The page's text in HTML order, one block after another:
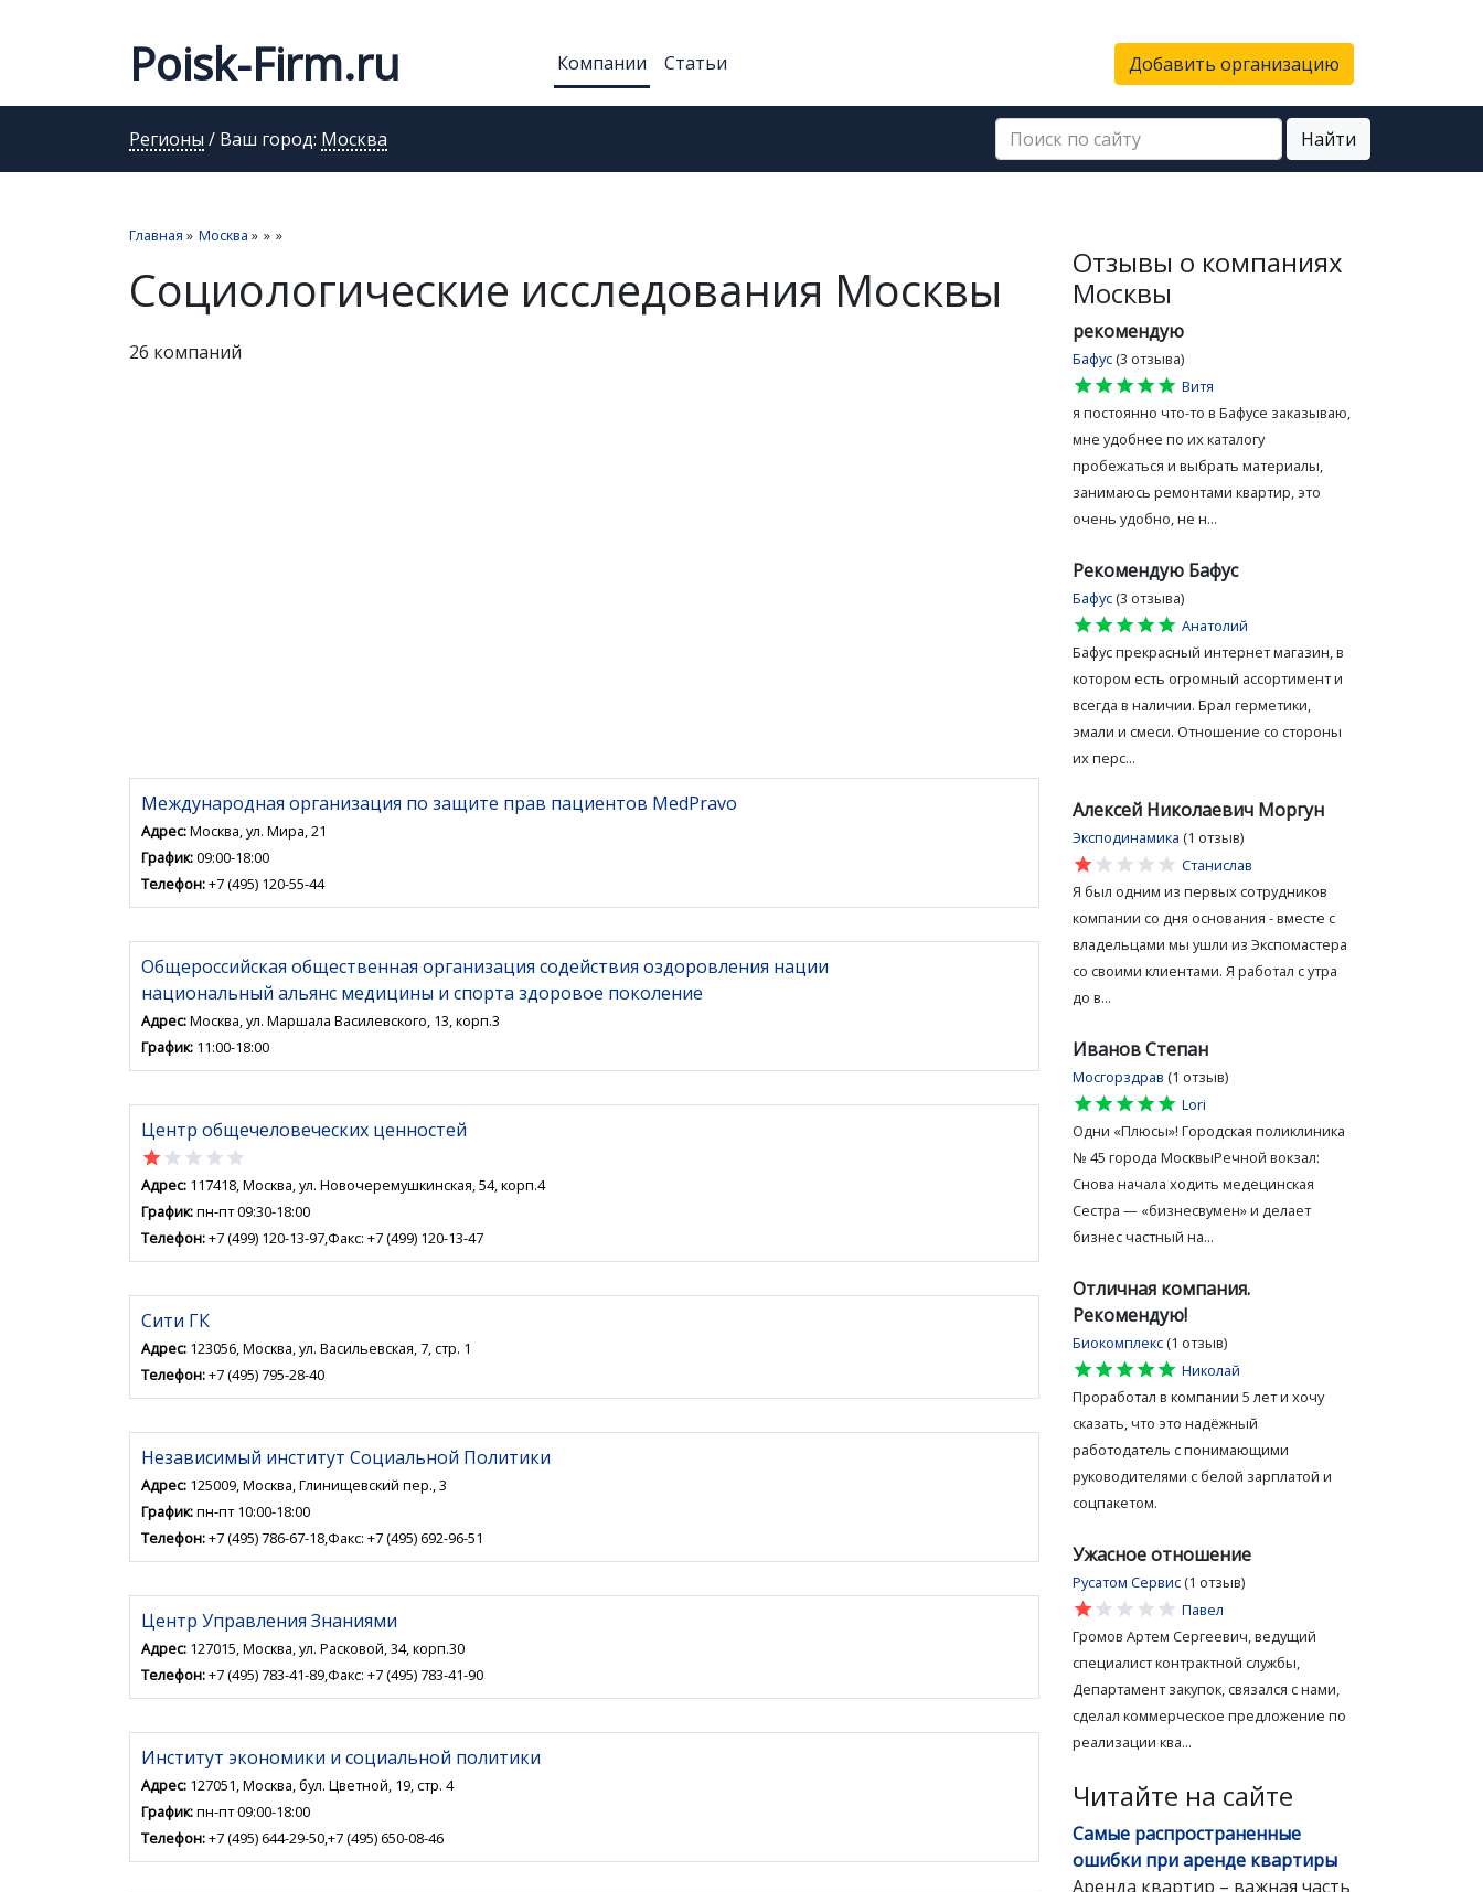
Poisk-Firm.ru Компании Статьи Добавить организацию
Регионы / Ваш город: Москва Найти
Главная » Москва » » »
Социологические исследования Москвы
26 компаний
Международная организация по защите прав пациентов MedPravo
Адрес:Москва, ул. Мира, 21
График:09:00-18:00
Телефон:+7 (495) 120-55-44
Общероссийская общественная организация содействия оздоровления нации
национальный альянс медицины и спорта здоровое поколение
Адрес:Москва, ул. Маршала Василевского, 13, корп.3
График: 11:00-18:00
Центр общечеловеческих ценностей
star
star
star
star
star
Адрес: 117418, Москва, ул. Новочеремушкинская, 54, корп.4
График:пн-пт 09:30-18:00
Телефон:+7 (499) 120-13-97,Факс: +7 (499) 120-13-47
Сити ГК
Адрес: 123056, Москва, ул. Васильевская, 7, стр. 1
Телефон:+7 (495) 795-28-40
Независимый институт Социальной Политики
Адрес: 125009, Москва, Глинищевский пер., 3
График:пн-пт 10:00-18:00
Телефон:+7 (495) 786-67-18,Факс: +7 (495) 692-96-51
Центр Управления Знаниями
Адрес: 127015, Москва, ул. Расковой, 34, корп.30
Телефон:+7 (495) 783-41-89,Факс: +7 (495) 783-41-90
Институт экономики и социальной политики
Адрес: 127051, Москва, бул. Цветной, 19, стр. 4
График:пн-пт 09:00-18:00
Телефон:+7 (495) 644-29-50,+7 (495) 650-08-46
Отзывы о компаниях
Москвы
рекомендую
Бафус (3 отзыва)
star
star
star
star
star
Витя
я постоянно что-то в Бафусе заказываю,
мне удобнее по их каталогу
пробежаться и выбрать материалы,
занимаюсь ремонтами квартир, это
очень удобно, не н...
Рекомендую Бафус
Бафус (3 отзыва)
star
star
star
star
star
Анатолий
Бафус прекрасный интернет магазин, в
котором есть огромный ассортимент и
всегда в наличии. Брал герметики,
эмали и смеси. Отношение со стороны
их перс...
Алексей Николаевич Моргун
Эксподинамика (1 отзыв)
star
star
star
star
star
Станислав
Я был одним из первых сотрудников
компании со дня основания - вместе с
владельцами мы ушли из Экспомастера
со своими клиентами. Я работал с утра
до в...
Иванов Степан
Мосгорздрав (1 отзыв)
star
star
star
star
star
Lori
Одни «Плюсы»! Городская поликлиника
№ 45 города МосквыРечной вокзал:
Снова начала ходить медецинская
Сестра — «бизнесвумен» и делает
бизнес частный на...
Отличная компания.
Рекомендую!
Биокомплекс (1 отзыв)
star
star
star
star
star
Николай
Проработал в компании 5 лет и хочу
сказать, что это надёжный
работодатель с понимающими
руководителями с белой зарплатой и
соцпакетом.
Ужасное отношение
Русатом Сервис (1 отзыв)
star
star
star
star
star
Павел
Громов Артем Сергеевич, ведущий
специалист контрактной службы,
Департамент закупок, связался с нами,
сделал коммерческое предложение по
реализации ква...
Читайте на сайте
Самые распространенные
ошибки при аренде квартиры
Аренда квартир – важная часть